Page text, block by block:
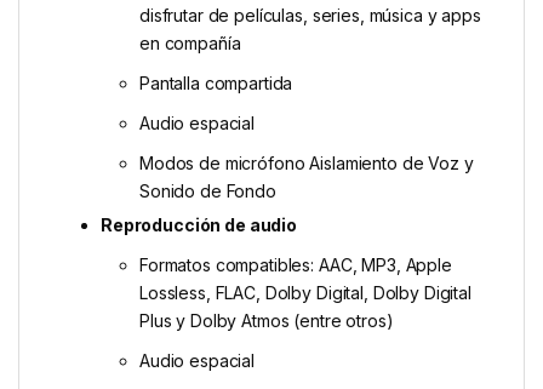
disfrutar de películas, series, música y apps
en compañía
Pantalla compartida
Audio espacial
Modos de micrófono Aislamiento de Voz y
Sonido de Fondo
Reproducción de audio
Formatos compatibles: AAC, MP3, Apple
Lossless, FLAC, Dolby Digital, Dolby Digital
Plus y Dolby Atmos (entre otros)
Audio espacial